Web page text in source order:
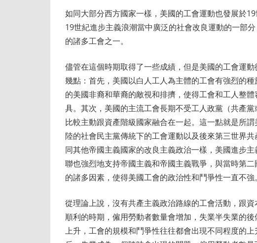
如同大部分西方國家一樣，美國的工會運動也發展於
19世紀進步主義浪潮當中廣泛的社會改良運動的一部
的諸多工會之一。
儘管在這個時期取得了一些成績，但是美國的工會運
幾點：首先，美國以白人工人為主體的工會有強烈的
的美國非裔和華裔的敵視和排擠，使得工會和工人整
具。其次，美國的主流工會長期不受工人政黨（共產
比較主動跟資產階級國家融合在一起。這一點就是所
陸的社會民主黨傳統下的工會運動以及後來第三世界
同其他帝國主義國家的改良主義政治一樣，美國進步
聯也強烈地支持帝國主義和帝國主義戰爭，與當時第
的諸多因素，使得美國工會的政治性和鬥爭性一直不強。
從理論上說，沒有共產主義政治路線的工會活動，跟
順利的時期，僱用勞動者數量會增加，失業半失業的
上升，工會的規模和鬥爭性往往都會出現不同程度的